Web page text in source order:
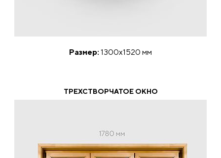
Размер: 1300х1520 мм
ТРЕХСТВОРЧАТОЕ ОКНО